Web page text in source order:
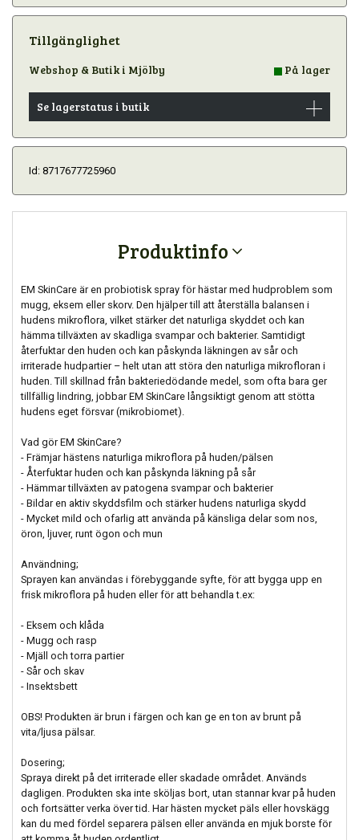
Tillgänglighet
Webshop & Butik i Mjölby På lager
Se lagerstatus i butik
Id: 8717677725960
Produktinfo
EM SkinCare är en probiotisk spray för hästar med hudproblem som
mugg, eksem eller skorv. Den hjälper till att återställa balansen i
hudens mikroflora, vilket stärker det naturliga skyddet och kan
hämma tillväxten av skadliga svampar och bakterier. Samtidigt
återfuktar den huden och kan påskynda läkningen av sår och
irriterade hudpartier – helt utan att störa den naturliga mikrofloran i
huden. Till skillnad från bakteriedödande medel, som ofta bara ger
tillfällig lindring, jobbar EM SkinCare långsiktigt genom att stötta
hudens eget försvar (mikrobiomet).
Vad gör EM SkinCare?
- Främjar hästens naturliga mikroflora på huden/pälsen
- Återfuktar huden och kan påskynda läkning på sår
- Hämmar tillväxten av patogena svampar och bakterier
- Bildar en aktiv skyddsfilm och stärker hudens naturliga skydd
- Mycket mild och ofarlig att använda på känsliga delar som nos,
öron, ljuver, runt ögon och mun
Användning;
Sprayen kan användas i förebyggande syfte, för att bygga upp en
frisk mikroflora på huden eller för att behandla t.ex:
- Eksem och klåda
- Mugg och rasp
- Mjäll och torra partier
- Sår och skav
- Insektsbett
OBS! Produkten är brun i färgen och kan ge en ton av brunt på
vita/ljusa pälsar.
Dosering;
Spraya direkt på det irriterade eller skadade området. Används
dagligen. Produkten ska inte sköljas bort, utan stannar kvar på huden
och fortsätter verka över tid. Har hästen mycket päls eller hovskägg
kan du med fördel separera pälsen eller använda en mjuk borste för